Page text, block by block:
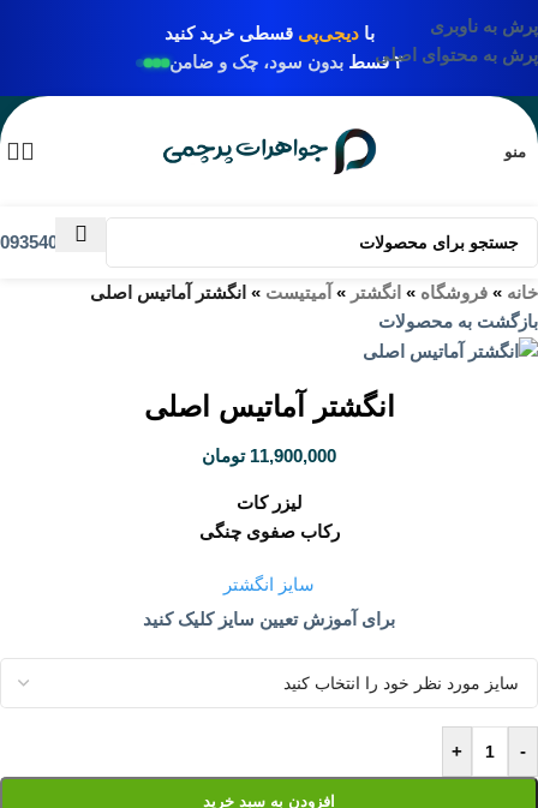
پرش به ناوبری
پرش به محتوای اصلی
بادیجی‌پی قسطی خرید کنید
۴ قسط
بدون سود، چک و ضامن
منو
09354031009
خانه » فروشگاه » انگشتر » آمیتیست » انگشتر آماتیس اصلی
بازگشت به محصولات
انگشتر آماتیس اصلی
11,900,000 تومان
لیزر کات
رکاب صفوی چنگی
سایز انگشتر
برای آموزش تعیین سایز کلیک کنید
-
+
افزودن به سبد خرید